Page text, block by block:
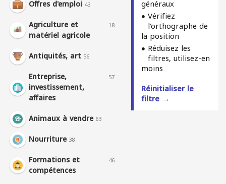
Offres d'emploi 43
Agriculture et
matériel agricole
18
Antiquités, art 56
Entreprise,
investissement,
affaires
57
Animaux à vendre 63
Nourriture 38
Formations et
compétences
46
généraux
Vérifiez
l'orthographe de
la position
Réduisez les
filtres, utilisez-en
moins
Réinitialiser le
filtre →